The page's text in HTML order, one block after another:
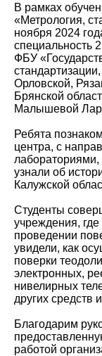
В рамках
«Метрология,
ноября 2024
специальность
ФБУ
Орловской,
Брянской
Малышевой
Ребята
центра, с
узнали об
Калужской
Студенты
учреждения,
проведении
увидели, как
поверки
электронных,
нивелирных
других средств
Благодарим
работой